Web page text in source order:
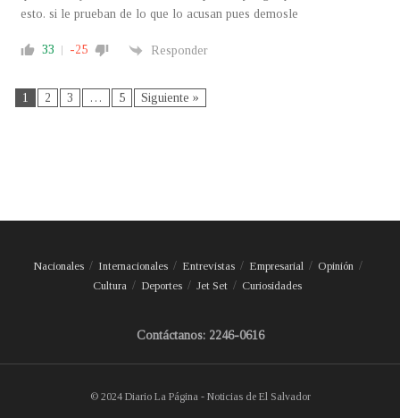
esto. si le prueban de lo que lo acusan pues demosle
33 -25 Responder
1 2 3 … 5 Siguiente »
Nacionales Internacionales Entrevistas Empresarial
Opinión
Cultura
Deportes Jet Set Curiosidades
Contáctanos: 2246-0616
© 2024 Diario La Página - Noticias de El Salvador